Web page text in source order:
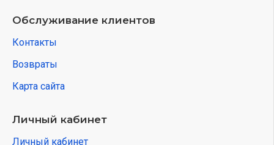
Обслуживание клиентов
Контакты
Возвраты
Карта сайта
Личный кабинет
Личный кабинет